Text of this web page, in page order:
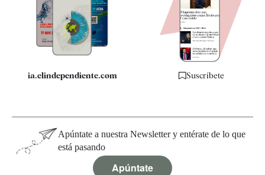
Quiénes somos
Especificaciones
ia.elindependiente.com Suscríbete
Apúntate a nuestra Newsletter y entérate de lo que
está pasando
Apúntate